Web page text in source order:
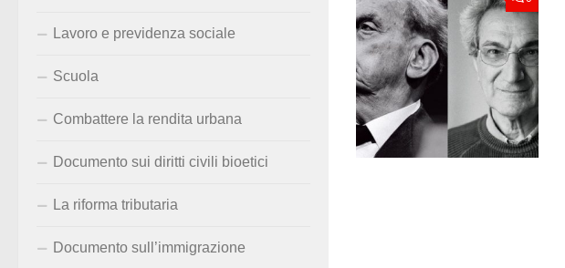
Lavoro e previdenza sociale
Scuola
Combattere la rendita urbana
Documento sui diritti civili bioetici
La riforma tributaria
Documento sull’immigrazione